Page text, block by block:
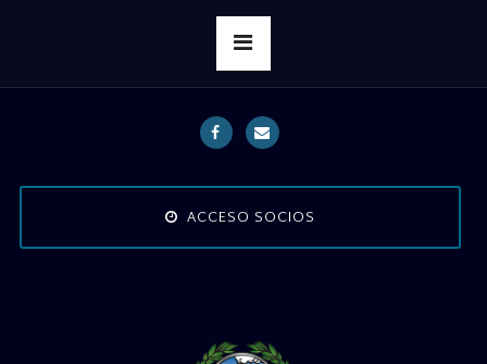
ACCESO SOCIOS